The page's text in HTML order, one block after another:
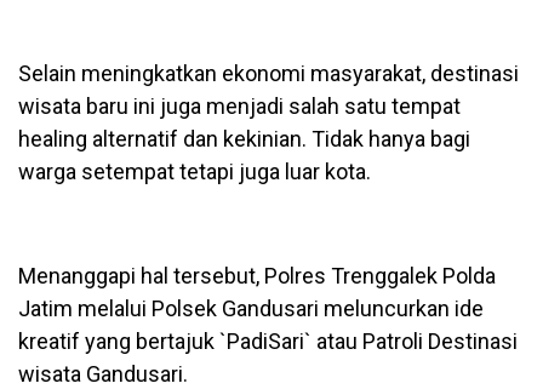
Selain meningkatkan ekonomi masyarakat, destinasi
wisata baru ini juga menjadi salah satu tempat
healing alternatif dan kekinian. Tidak hanya bagi
warga setempat tetapi juga luar kota.
Menanggapi hal tersebut, Polres Trenggalek Polda
Jatim melalui Polsek Gandusari meluncurkan ide
kreatif yang bertajuk `PadiSari` atau Patroli Destinasi
wisata Gandusari.